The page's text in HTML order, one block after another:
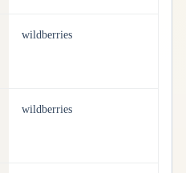
wildberries
wildberries